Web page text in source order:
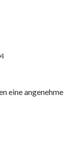
eine angenehme